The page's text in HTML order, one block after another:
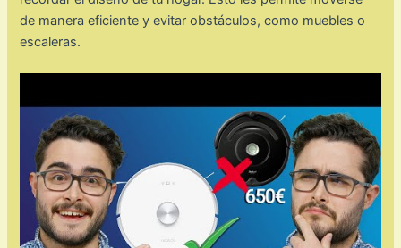
de manera eficiente y evitar obstáculos, como muebles o
escaleras.